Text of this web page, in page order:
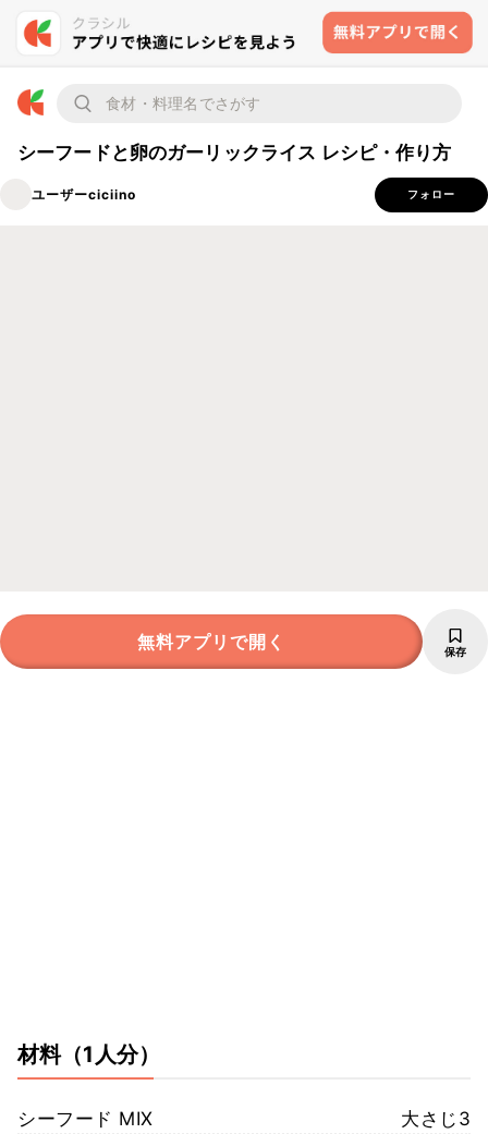
シーフードと卵のガーリックライス レシピ・作り方
ユーザーciciino フォロー
無料アプリで開く 保存
材料（1人分）
シーフード MIX
大さじ3